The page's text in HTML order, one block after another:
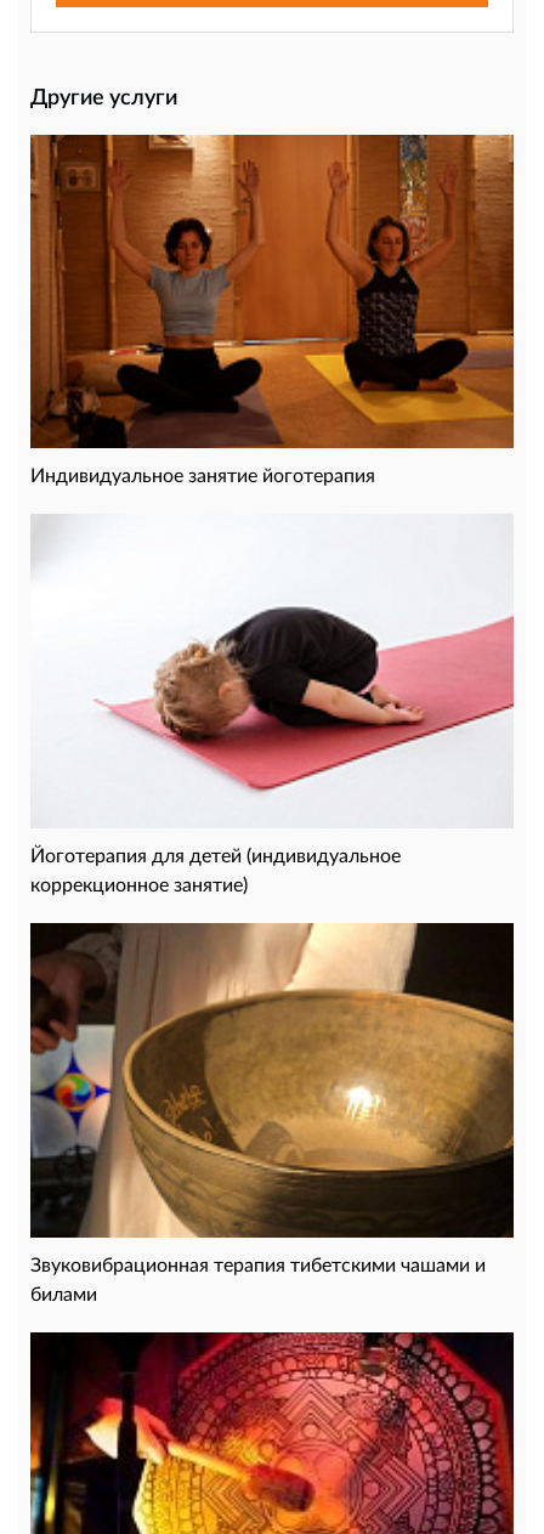
Другие услуги
Индивидуальное занятие йоготерапия
Йоготерапия для детей (индивидуальное
коррекционное занятие)
Звуковибрационная терапия тибетскими чашами и
билами